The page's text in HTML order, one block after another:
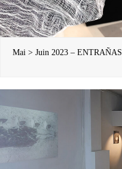
Mai > Juin 2023 – ENTRAÑAS